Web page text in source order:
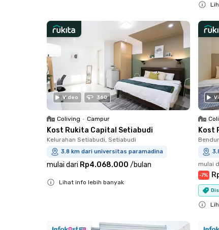
Video 360
Coliving • Campur
Kost Rukita Capital Setiabudi
Kelurahan Setiabudi, Setiabudi
3.8 km dari universitas paramadina
mulai dari Rp4.068.000 /bulan
Lihat info lebih banyak
Kost
mulai
-7%